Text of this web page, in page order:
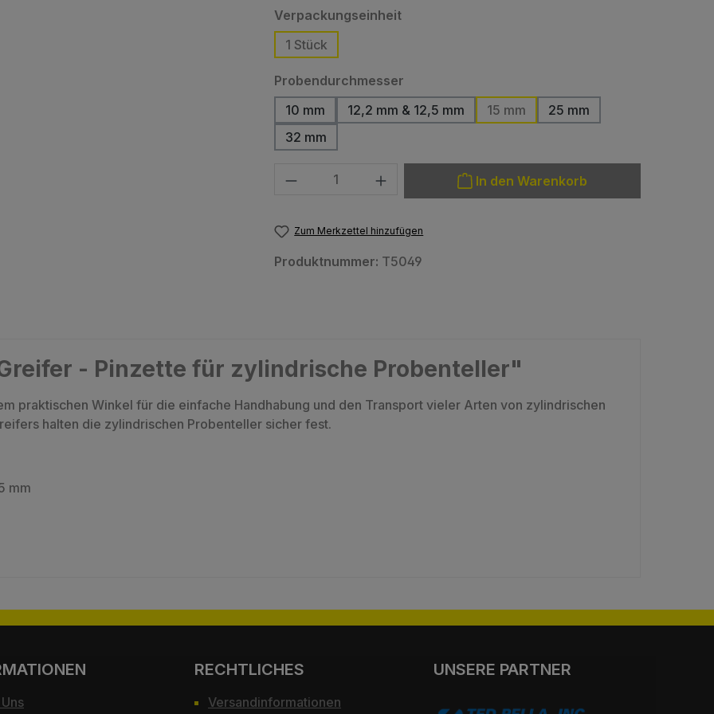
Verpackungseinheitauswählen
1 Stück
Probendurchmesser
10 mm
12,2 mm & 12,5 mm
(Diese Option ist zurzeit nicht verfügbar.)
15 mm
25 mm
32 mm
Produkt Anzahl: Gib den gewünschten Wert ein oder benutze die
In den Warenkorb
Zum Merkzettel hinzufügen
Produktnummer: T5049
- Pinzette für zylindrische Probenteller"
praktischen Winkel für die einfache Handhabung und den Transport vieler Arten von zylindrischen
halten die zylindrischen Probenteller sicher fest.
mm
RECHTLICHES
Versandinformationen
UNSERE PARTNER